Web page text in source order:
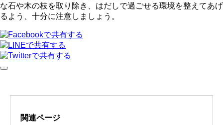
な石や木の枝を取り除き、はだしで過ごせる環境を整えてあげ
るよう、十分に注意しましょう。
関連ページ